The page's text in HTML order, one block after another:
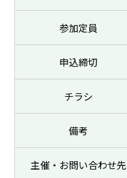
参加定員
申込締切
チラシ
備考
主催・お問い合わせ先